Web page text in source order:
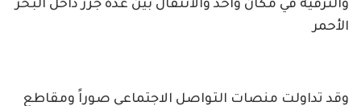
والترفيه في مكان واحد والانتقال بين عدة جزر داخل البحر
الأحمر
وقد تداولت منصات التواصل الاجتماعي صوراً ومقاطع